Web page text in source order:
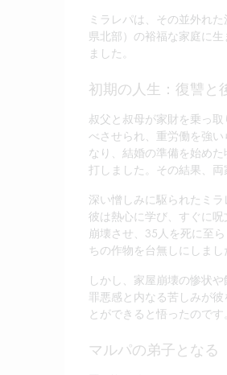
ミラレパは、その並外れ
県北部）の裕福な家庭に
ました。
初期の人生：復讐と
叔父と叔母が家財を乗っ
べさせられ、重労働を強
なり、結婚の準備を始め
打しました。その結果、両
深い憎しみに駆られたミ
彼は熱心に学び、すぐに
崩壊させ、35人を死に至
ちの作物を台無しにしまし
しかし、家屋崩壊の惨状
罪悪感と内なる苦しみが
とができると悟ったのです
マルパの弟子となる